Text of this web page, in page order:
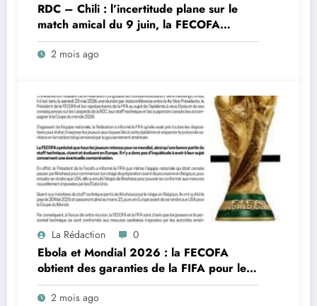
RDC – Chili : l’incertitude plane sur le
match amical du 9 juin, la FECOFA
engage des démarches urgentes
2 mois ago
La Rédaction 0
Ebola et Mondial 2026 : la FECOFA
obtient des garanties de la FIFA pour les
Léopards de la RDC
2 mois ago